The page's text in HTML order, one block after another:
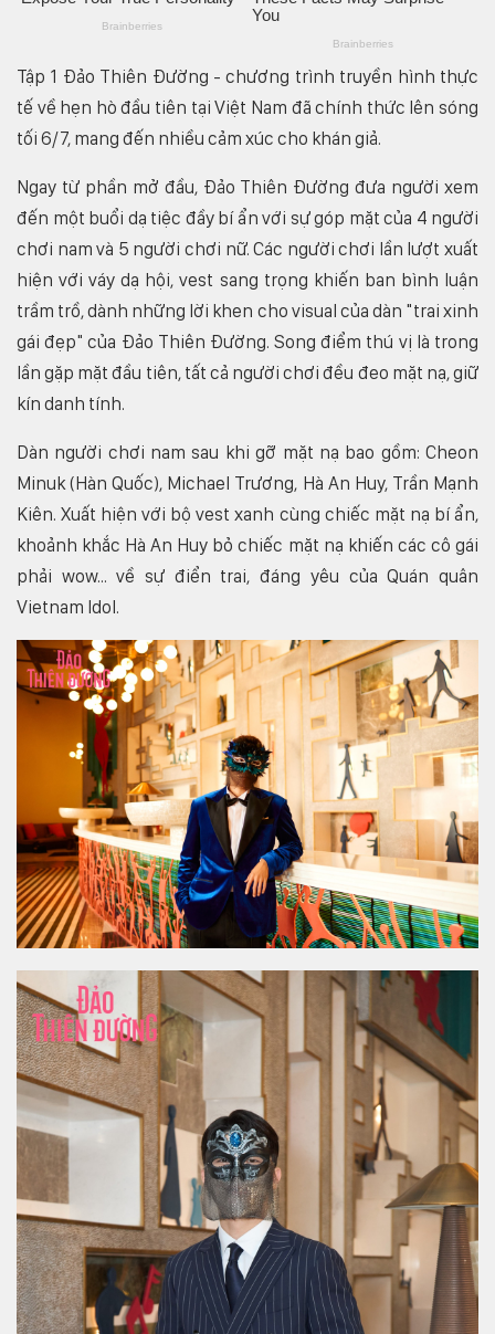
Tập 1 Đảo Thiên Đường - chương trình truyền hình thực
tế về hẹn hò đầu tiên tại Việt Nam đã chính thức lên sóng
tối 6/7, mang đến nhiều cảm xúc cho khán giả.
Ngay từ phần mở đầu, Đảo Thiên Đường đưa người xem
đến một buổi dạ tiệc đầy bí ẩn với sự góp mặt của 4 người
chơi nam và 5 người chơi nữ. Các người chơi lần lượt xuất
hiện với váy dạ hội, vest sang trọng khiến ban bình luận
trầm trồ, dành những lời khen cho visual của dàn "trai xinh
gái đẹp" của Đảo Thiên Đường. Song điểm thú vị là trong
lần gặp mặt đầu tiên, tất cả người chơi đều đeo mặt nạ, giữ
kín danh tính.
Dàn người chơi nam sau khi gỡ mặt nạ bao gồm: Cheon
Minuk (Hàn Quốc), Michael Trương, Hà An Huy, Trần Mạnh
Kiên. Xuất hiện với bộ vest xanh cùng chiếc mặt nạ bí ẩn,
khoảnh khắc Hà An Huy bỏ chiếc mặt nạ khiến các cô gái
phải wow... về sự điển trai, đáng yêu của Quán quân
Vietnam Idol.